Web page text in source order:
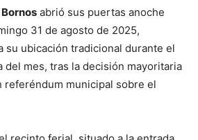
abrió sus puertas anoche
31 de agosto de 2025,
su ubicación tradicional durante el
del mes, tras la decisión mayoritaria
referéndum municipal sobre el